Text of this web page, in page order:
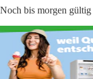
Noch bis morgen gültig